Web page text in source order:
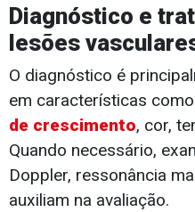
Diagnóstico e
lesões
O diagnóstico é
em características
de crescimento, cor,
Quando necessário,
Doppler, ressonância
auxiliam na avaliação.